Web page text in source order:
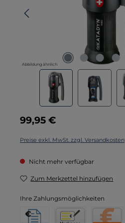
Abbildung ähnlich
Regulärer Preis:
99,95 €
Preise exkl. MwSt. zzgl. Versandkosten
Nicht mehr verfügbar
Zum Merkzettel hinzufügen
Ihre Zahlungsmöglichkeiten